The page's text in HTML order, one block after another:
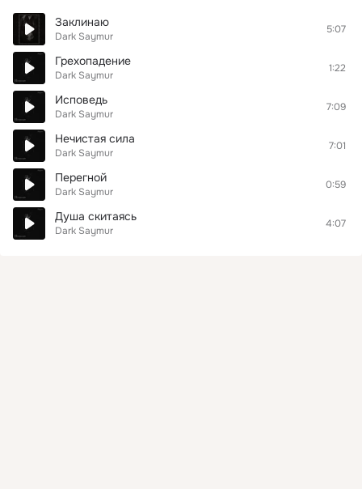
Заклинаю
Dark Saymur
5:07
Грехопадение
Dark Saymur
1:22
Исповедь
Dark Saymur
7:09
Нечистая сила
Dark Saymur
7:01
Перегной
Dark Saymur
0:59
Душа скитаясь
Dark Saymur
4:07